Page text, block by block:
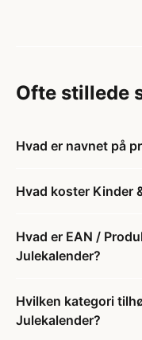
Ofte stillede
Hvad er navnet på
Hvad koster Kinder
Hvad er EAN /
Julekalender?
Hvilken kategori
Julekalender?